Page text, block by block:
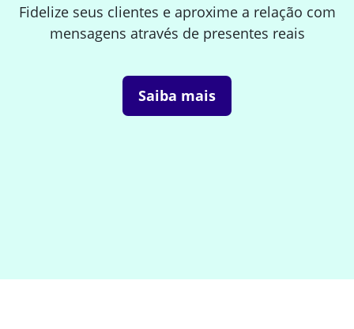
Fidelize seus clientes e aproxime a relação com
mensagens através de presentes reais
Saiba mais